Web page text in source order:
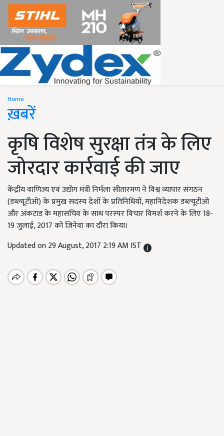
Home
ख़बरें
कृषि विशेष सुरक्षा तंत्र के लिए
जोरदार कार्रवाई की जाए
केंद्रीय वाणिज्य एवं उद्योग मंत्री निर्मला सीतारमण ने विश्व व्यापार संगठन
(डब्ल्यूटीओ) के प्रमुख सदस्‍य देशों के प्रतिनिधियों, महानिदेशक डब्‍ल्‍यूटीओ
और अंकटाड के महासचिव के साथ परस्‍पर विचार विमर्श करने के लिए 18-
19 जुलाई, 2017 को जिनेवा का दौरा किया।
Updated on 29 August, 2017 2:19 AM IST